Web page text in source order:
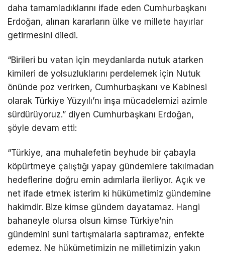
daha tamamladıklarını ifade eden Cumhurbaşkanı
Erdoğan, alınan kararların ülke ve millete hayırlar
getirmesini diledi.
“Birileri bu vatan için meydanlarda nutuk atarken
kimileri de yolsuzluklarını perdelemek için Nutuk
önünde poz verirken, Cumhurbaşkanı ve Kabinesi
olarak Türkiye Yüzyılı’nı inşa mücadelemizi azimle
sürdürüyoruz.” diyen Cumhurbaşkanı Erdoğan,
şöyle devam etti:
“Türkiye, ana muhalefetin beyhude bir çabayla
köpürtmeye çalıştığı yapay gündemlere takılmadan
hedeflerine doğru emin adımlarla ilerliyor. Açık ve
net ifade etmek isterim ki hükümetimiz gündemine
hakimdir. Bize kimse gündem dayatamaz. Hangi
bahaneyle olursa olsun kimse Türkiye’nin
gündemini suni tartışmalarla saptıramaz, enfekte
edemez. Ne hükümetimizin ne milletimizin yakın